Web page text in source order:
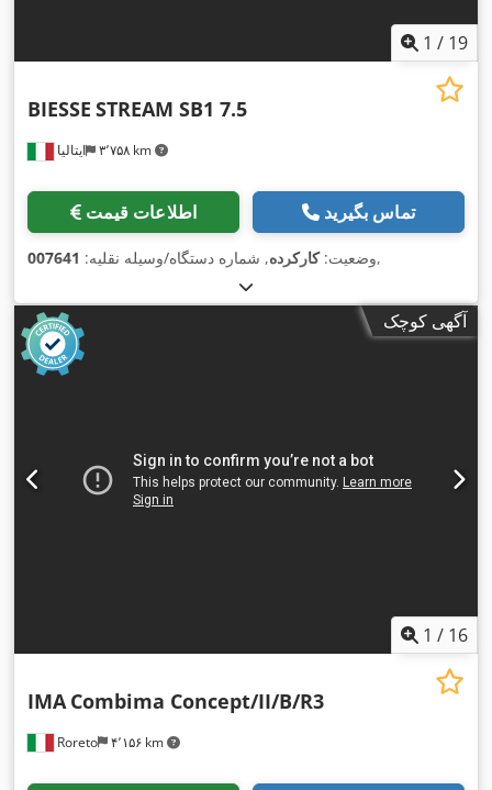
1 / 19
ایتالیا ۳٬۷۵۸ km
BIESSE STREAM SB1 7.5
اطلاعات قیمت تماس بگیرید
وضعیت:کارکرده, شماره دستگاه/وسیله نقلیه: 007641 ,
آگهی کوچک
1 / 16
Roreto ۴٬۱۵۶ km
IMA Combima Concept/II/B/R3